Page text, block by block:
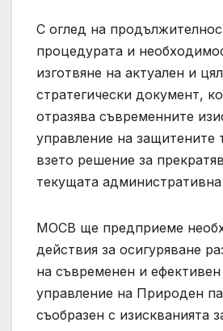
С оглед на
процедурата и
изготвяне на актуален и
стратегически документ,
отразява съвременните
управление на защитените
взето решение за
текущата
МОСВ ще предприеме
действия за осигуряване
на съвременен и ефективен
управление на Природен
съобразен с изискванията